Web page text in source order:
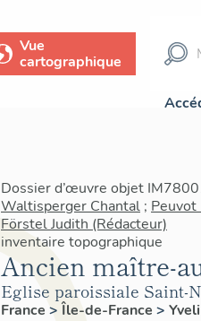
Vue
cartographique
Dossier d’œuvre objet
Waltisperger Chantal ; Peuvot
Förstel Judith (Rédacteur)
inventaire topographique
Ancien maître-
Eglise paroissiale Saint-
France > Île-de-France >